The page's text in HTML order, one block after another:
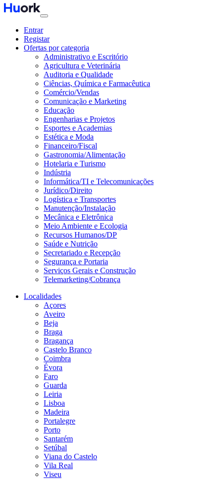
Entrar
Registar
Ofertas por categoria
Administrativo e Escritório
Agricultura e Veterinária
Auditoria e Qualidade
Ciências, Química e Farmacêutica
Comércio/Vendas
Comunicação e Marketing
Educação
Engenharias e Projetos
Esportes e Academias
Estética e Moda
Financeiro/Fiscal
Gastronomia/Alimentação
Hotelaria e Turismo
Indústria
Informática/TI e Telecomunicações
Jurídico/Direito
Logística e Transportes
Manutenção/Instalação
Mecânica e Eletrônica
Meio Ambiente e Ecologia
Recursos Humanos/DP
Saúde e Nutrição
Secretariado e Recepção
Segurança e Portaria
Serviços Gerais e Construção
Telemarketing/Cobrança
Localidades
Açores
Aveiro
Beja
Braga
Bragança
Castelo Branco
Coimbra
Évora
Faro
Guarda
Leiria
Lisboa
Madeira
Portalegre
Porto
Santarém
Setúbal
Viana do Castelo
Vila Real
Viseu